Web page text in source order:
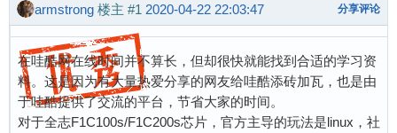
armstrong 楼主 #1 2020-04-22 22:03:47 分享评论
在哇酷网在线时间并不算长，但却很快就能找到合适的学习资
料。这是因为有大量热爱分享的网友给哇酷添砖加瓦，也是由
于哇酷提供了交流的平台，节省大家的时间。
对于全志F1C100s/F1C200s芯片，官方主导的玩法是linux，社